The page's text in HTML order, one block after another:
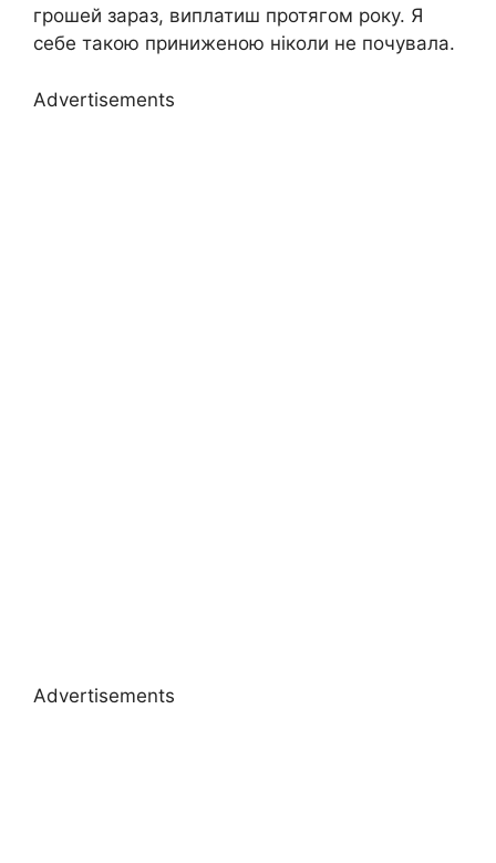
грошей зараз, виплатиш протягом року. Я
себе такою приниженою ніколи не почувала.
Advertisements
Advertisements